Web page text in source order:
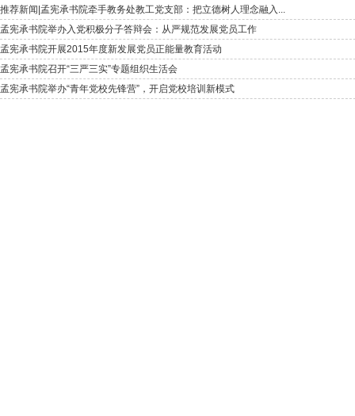
推荐新闻|孟宪承书院牵手教务处教工党支部：把立德树人理念融入...
孟宪承书院举办入党积极分子答辩会：从严规范发展党员工作
孟宪承书院开展2015年度新发展党员正能量教育活动
孟宪承书院召开“三严三实”专题组织生活会
孟宪承书院举办“青年党校先锋营”，开启党校培训新模式